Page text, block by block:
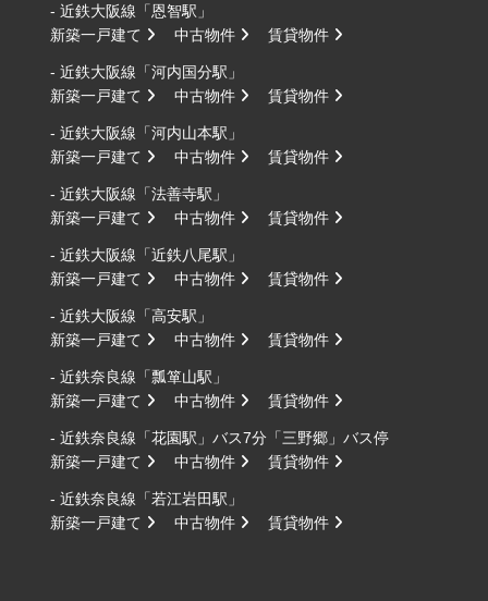
- 近鉄大阪線「恩智駅」
新築一戸建て
中古物件 賃貸物件
- 近鉄大阪線「河内国分駅」
新築一戸建て
中古物件 賃貸物件
- 近鉄大阪線「河内山本駅」
新築一戸建て
中古物件 賃貸物件
- 近鉄大阪線「法善寺駅」
新築一戸建て
中古物件 賃貸物件
- 近鉄大阪線「近鉄八尾駅」
新築一戸建て
中古物件 賃貸物件
- 近鉄大阪線「高安駅」
新築一戸建て
中古物件 賃貸物件
- 近鉄奈良線「瓢箪山駅」
新築一戸建て
中古物件 賃貸物件
- 近鉄奈良線「花園駅」バス7分「三野郷」バス停
新築一戸建て
中古物件 賃貸物件
- 近鉄奈良線「若江岩田駅」
新築一戸建て
中古物件 賃貸物件